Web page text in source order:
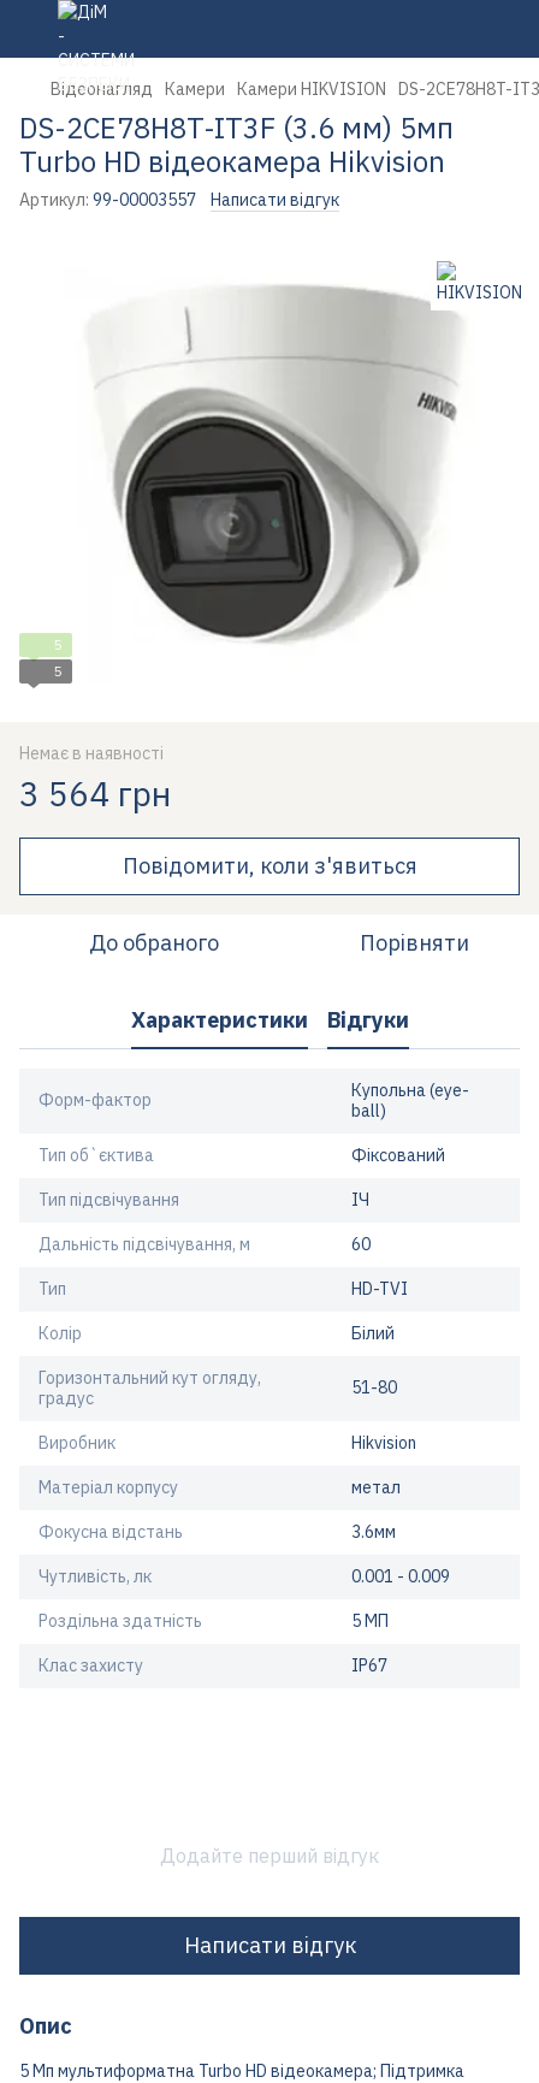
Відеонагляд Камери Камери HIKVISION DS-2CE78H8T-
DS-2CE78H8T-IT3F (3.6 мм) 5мп
Turbo HD відеокамера Hikvision
Артикул: 99-00003557 Написати відгук
5
5
Немає в наявності
3 564 грн
Повідомити, коли з'явиться
До обраного Порівняти
Характеристики Відгуки
Форм-фактор
Купольна (eye-
ball)
Тип об`єктива Фіксований
Тип підсвічування ІЧ
Дальність підсвічування, м 60
Тип HD-TVI
Колір Білий
Горизонтальний кут огляду,
градус
51-80
Виробник Hikvision
Матеріал корпусу метал
Фокусна відстань 3.6мм
Чутливість, лк 0.001 - 0.009
Роздільна здатність 5 МП
Клас захисту IP67
Додайте перший відгук
Написати відгук
Опис
5 Мп мультиформатна Turbo HD відеокамера; Підтримка